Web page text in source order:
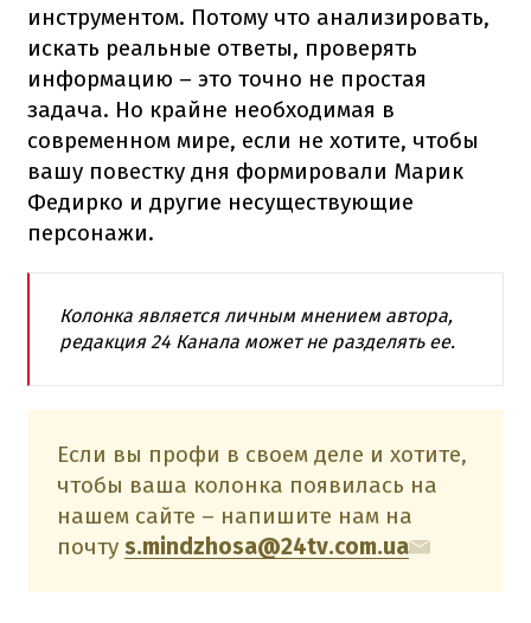
инструментом. Потому что анализировать,
искать реальные ответы, проверять
информацию – это точно не простая
задача. Но крайне необходимая в
современном мире, если не хотите, чтобы
вашу повестку дня формировали Марик
Федирко и другие несуществующие
персонажи.
Колонка является личным мнением автора,
редакция 24 Канала может не разделять ее.
Если вы профи в своем деле и хотите,
чтобы ваша колонка появилась на
нашем сайте – напишите нам на
почту s.mindzhosa@24tv.com.ua